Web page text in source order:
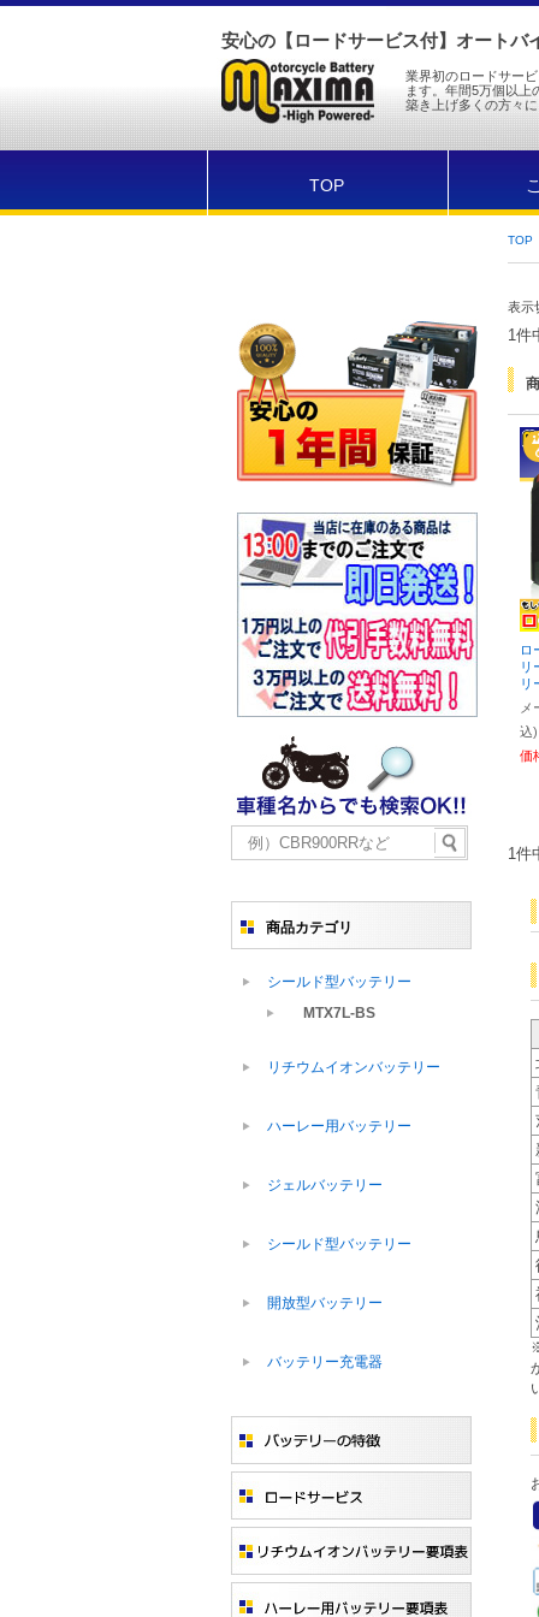
安心の【ロードサービス付】オート
業界初のロードサー
ます。年間5万個以上
築き上げ多くの方々
TOP
TOP
表示
1件
ロ
リ
リ
メ
込)
価
1件
商品カテゴリ
シールド型バッテリー
MTX7L-BS
リチウムイオンバッテリー
ハーレー用バッテリー
ジェルバッテリー
シールド型バッテリー
開放型バッテリー
バッテリー充電器